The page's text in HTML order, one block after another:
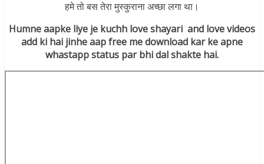
हमे तो बस तेरा मुस्कुराना अच्छा लगा था।
Humne aapke liye je kuchh love shayari and love videos
add ki hai jinhe aap free me download kar ke apne
whastapp status par bhi dal shakte hai.